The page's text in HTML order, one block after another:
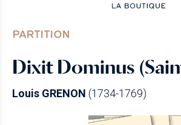
PARTITION
Dixit Dominus
Louis GRENON (1734-1769)